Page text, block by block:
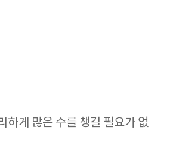
하게 많은 수를 챙길 필요가 없